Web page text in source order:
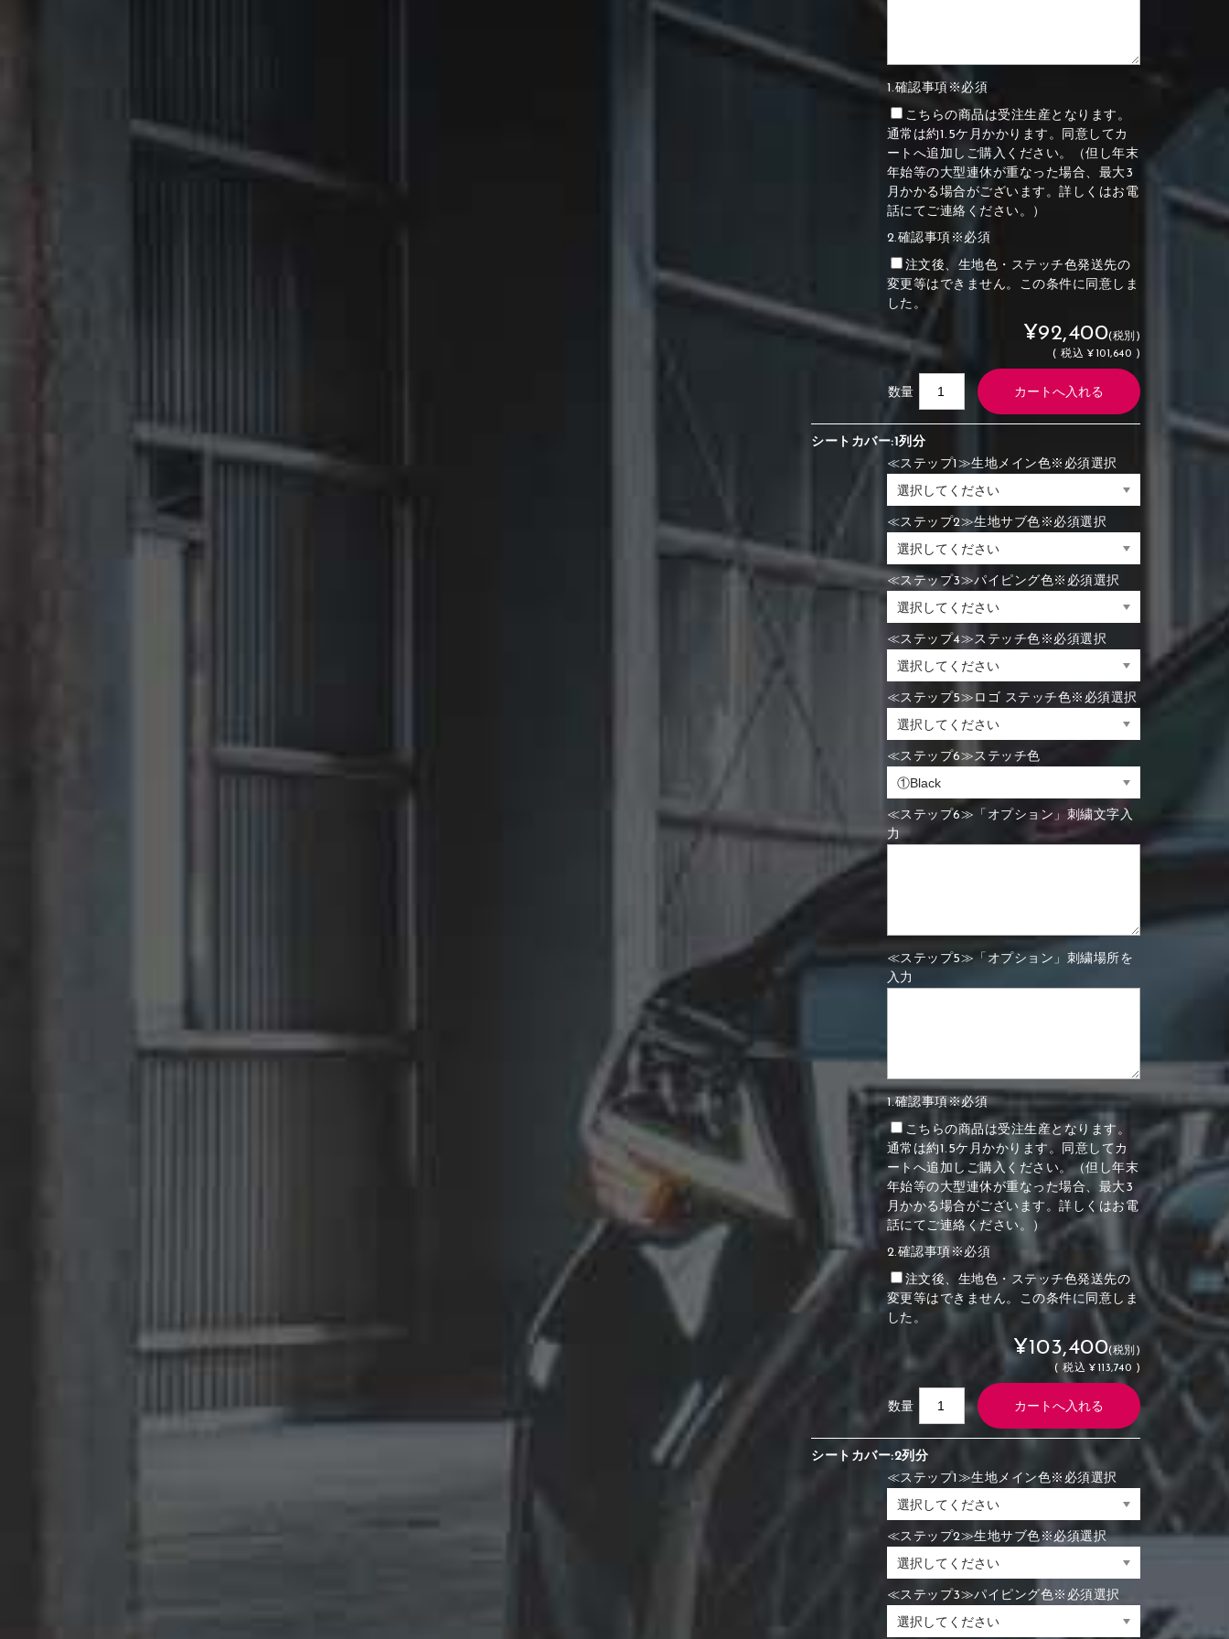
1.確認事項※必須
こちらの商品は受注生産となります。
通常は約1.5ケ月かかります。同意してカ
ートへ追加しご購入ください。（但し年末
年始等の大型連休が重なった場合、最大3
月かかる場合がございます。詳しくはお電
話にてご連絡ください。）
2.確認事項※必須
注文後、生地色・ステッチ色発送先の
変更等はできません。この条件に同意しま
した。
¥92,400(税別)
( 税込 ¥101,640 )
数量
シートカバー:1列分
≪ステップ1≫生地メイン色※必須選択
≪ステップ2≫生地サブ色※必須選択
≪ステップ3≫パイピング色※必須選択
≪ステップ4≫ステッチ色※必須選択
≪ステップ5≫ロゴ ステッチ色※必須選択
≪ステップ6≫ステッチ色
≪ステップ6≫「オプション」刺繍文字入
力
≪ステップ5≫「オプション」刺繍場所を
入力
1.確認事項※必須
こちらの商品は受注生産となります。
通常は約1.5ケ月かかります。同意してカ
ートへ追加しご購入ください。（但し年末
年始等の大型連休が重なった場合、最大3
月かかる場合がございます。詳しくはお電
話にてご連絡ください。）
2.確認事項※必須
注文後、生地色・ステッチ色発送先の
変更等はできません。この条件に同意しま
した。
¥103,400(税別)
( 税込 ¥113,740 )
数量
シートカバー:2列分
≪ステップ1≫生地メイン色※必須選択
≪ステップ2≫生地サブ色※必須選択
≪ステップ3≫パイピング色※必須選択